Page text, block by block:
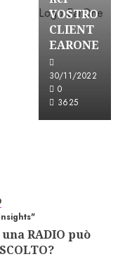
VOSTRO
CLIENT
EARONE
30/11/2022
0
3625
RADIO può